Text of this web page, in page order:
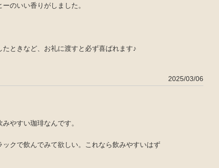
のいい香りがしました。
ときなど、お礼に渡すと必ず喜ばれます♪
2025/03/06
やすい珈琲なんです。
クで飲んでみて欲しい。これなら飲みやすいはず